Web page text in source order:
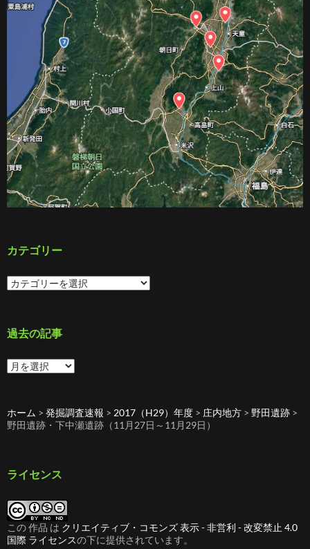
カテゴリー
カ
テ
ー
過去の記事
過
去
事
ホーム > 発掘調査速報 > 2017（H29）年度 > 庄内地方 > 野田遺跡 >
野田遺跡・下中瀬遺跡（11月27日～11月29日）
ライセンス
この 作品 は クリエイティブ・コモンズ 表示 - 非営利 - 改変禁止 4.0
国際 ライセンスの下に提供されています。